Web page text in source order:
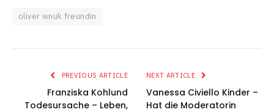
oliver wnuk freundin
PREVIOUS ARTICLE
Franziska Kohlund
Todesursache – Leben,
NEXT ARTICLE
Vanessa Civiello Kinder –
Hat die Moderatorin